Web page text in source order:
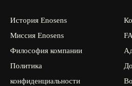
История Enosens
Миссия Enosens
Философия компании
Политика
конфиденциальности